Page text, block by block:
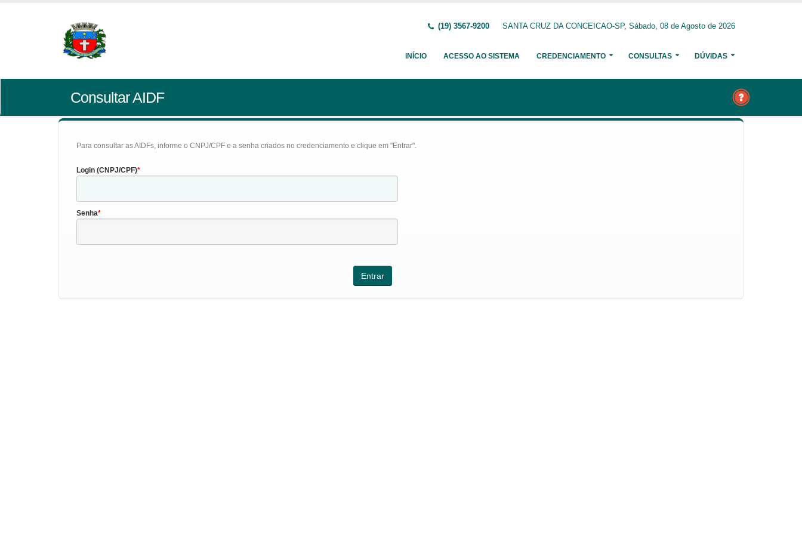
(19) 3567-9200 SANTA CRUZ DA CONCEICAO-SP, Sábado, 08 de Agosto de 2026
INÍCIO ACESSO AO SISTEMA CREDENCIAMENTO CONSULTAS DÚVIDAS
Consultar AIDF
Para consultar as AIDFs, informe o CNPJ/CPF e a senha criados no credenciamento e clique em "Entrar".
Login (CNPJ/CPF)
Senha